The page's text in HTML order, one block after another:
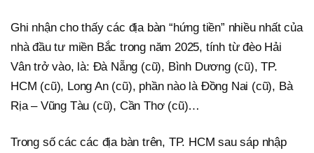
Ghi nhận cho thấy các địa bàn “hứng tiền” nhiều nhất của
nhà đầu tư miền Bắc trong năm 2025, tính từ đèo Hải
Vân trở vào, là: Đà Nẵng (cũ), Bình Dương (cũ), TP.
HCM (cũ), Long An (cũ), phần nào là Đồng Nai (cũ), Bà
Rịa – Vũng Tàu (cũ), Cần Thơ (cũ)…
Trong số các các địa bàn trên, TP. HCM sau sáp nhập